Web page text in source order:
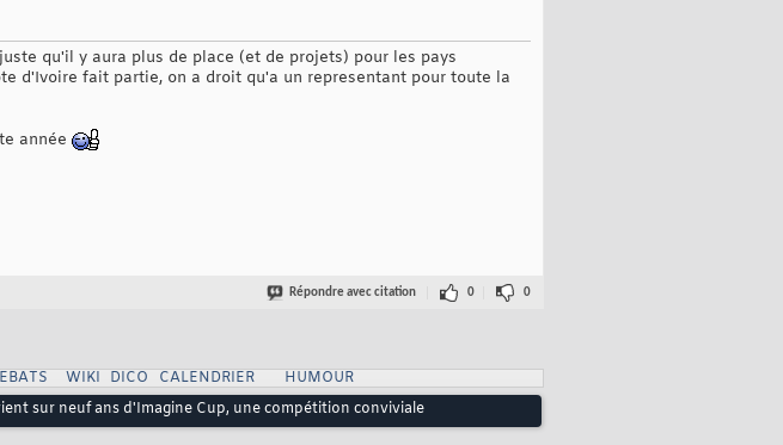
qu'il y aura plus de place (et de projets) pour les pays
d'Ivoire fait partie, on a droit qu'a un representant pour toute la
année
Répondre avec citation 0 0
WIKI DICO CALENDRIER
HUMOUR
sur neuf ans d'Imagine Cup, une compétition conviviale